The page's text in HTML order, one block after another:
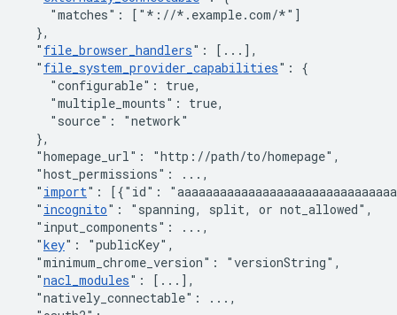
"matches" : [ "*://*.example.com/*" ]
},
" file_browser_handlers" : [ ... ] ,
" file_system_provider_capabilities" :
{
"configurable" : true,
"multiple_mounts" : true,
"source" :
"network"
},
"homepage_url" : "http://path/to/homepage" ,
"host_permissions" : ... ,
" import" : [{"id" :
" incognito" : "spanning, split, or not_allowed" ,
"input_components" : ... ,
"key" : "publicKey" ,
"minimum_chrome_version" : "versionString" ,
"nacl_modules" : [ ... ] ,
"natively_connectable" : ... ,